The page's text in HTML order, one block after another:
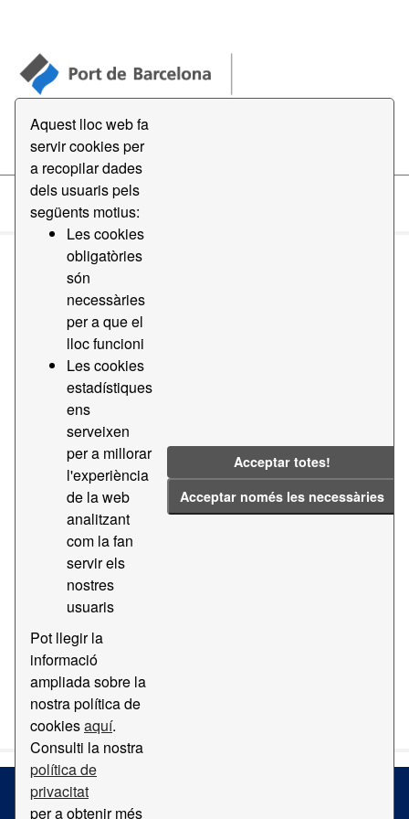
Aquest lloc web fa
servir cookies per
a recopilar dades
dels usuaris pels
següents motius:
Les cookies
obligatòries
són
necessàries
per a que el
lloc funcioni
Les cookies
estadístiques
ens
serveixen
per a millorar
l'experiència
de la web
analitzant
com la fan
servir els
nostres
usuaris
Pot llegir la
informació
ampliada sobre la
nostra política de
cookiesaquí.
Consulti la nostra
política de
privacitat
per a obtenir més
Acceptar totes!
Acceptar només les necessàries
Open Data
Conjunts de dades
Ordena per
1 conjunt de dades trobat
CC BY-SA 4.0 Etiquetes:
2020
Majors
Contractació
2023
Filtrar resultats
Transparencia - Contractes majors
Dades de transparencia - Contractes majors
(vegeuDocumentació de la API